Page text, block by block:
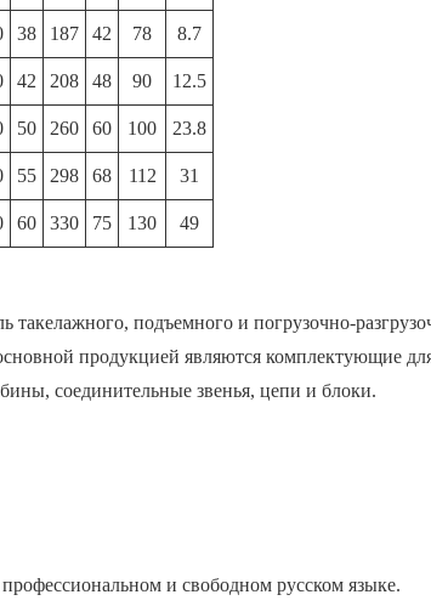
38 187 42 78 8.7
42 208 48 90 12.5
50 260 60 100 23.8
55 298 68 112 31
60 330 75 130 49
подъемного и погрузочно-
продукцией являются комплектующие
соединительные звенья, цепи и блоки.
и свободном русском языке.